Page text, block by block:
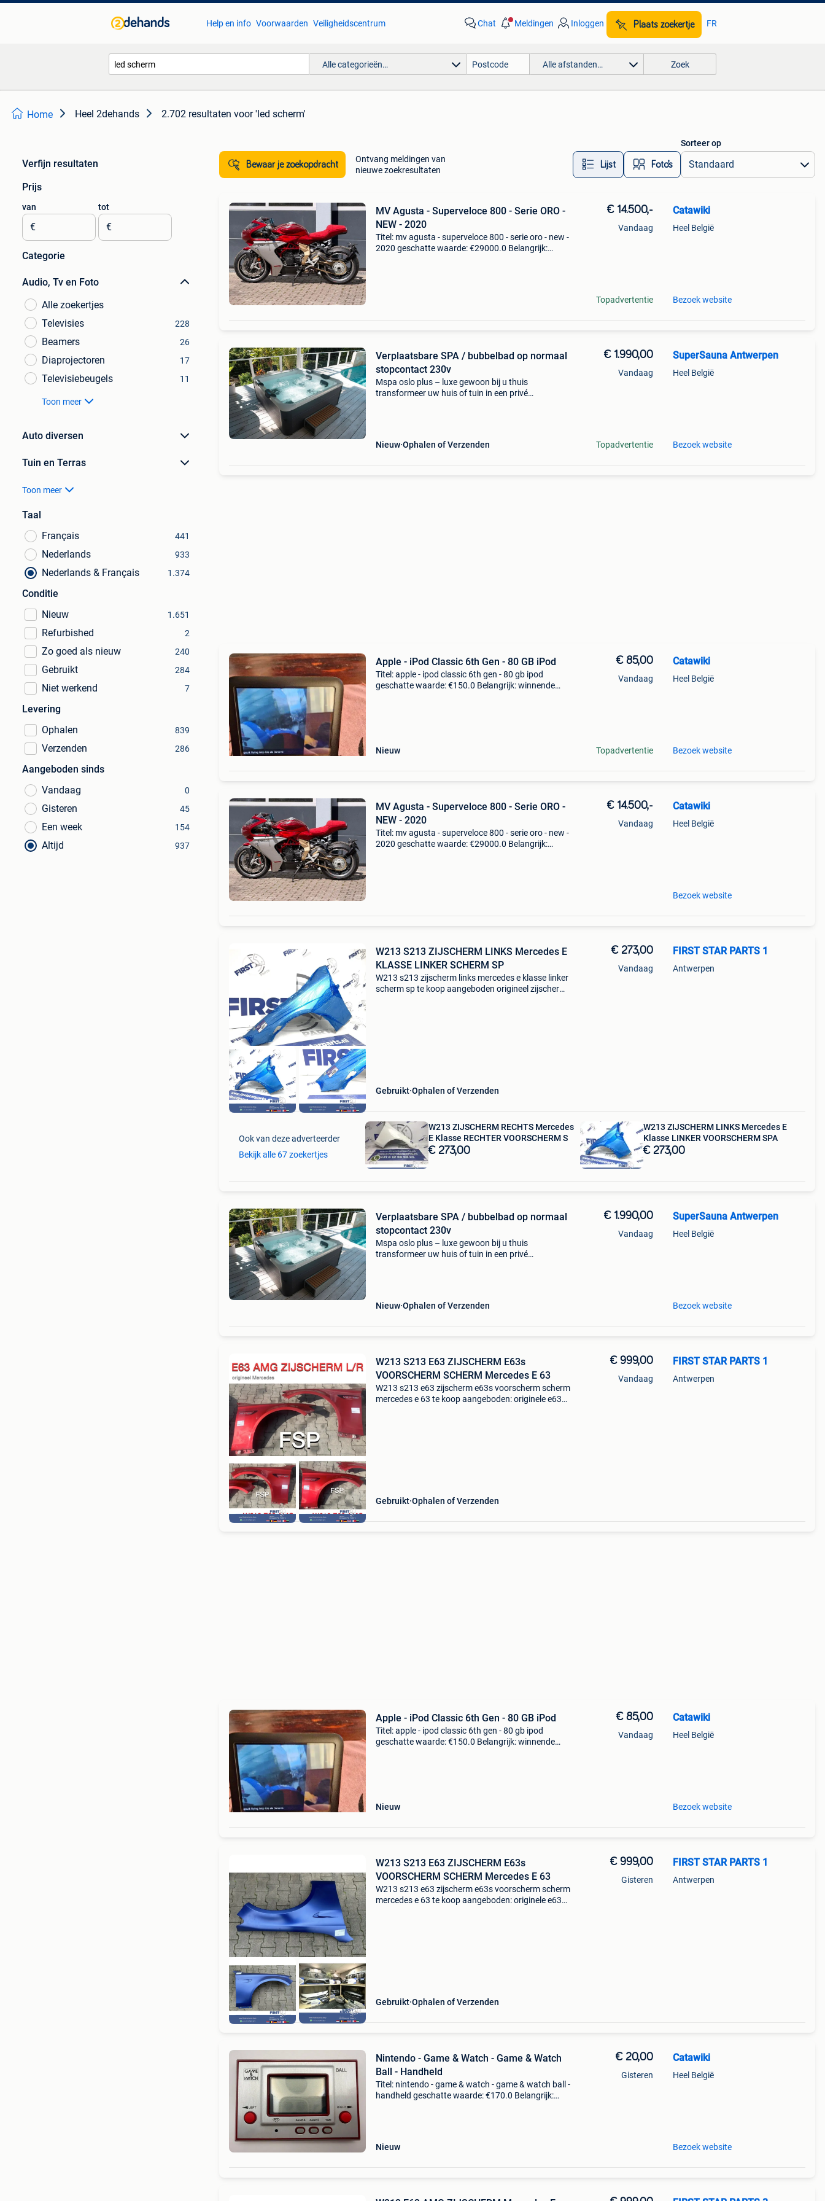
Help en info Voorwaarden Veiligheidscentrum Chat Meldingen Inloggen Plaats zoekertje FR
Alle categorieën… Alle afstanden… Zoek
Home Heel 2dehands 2.702 resultaten voor 'led scherm'
Verfijn resultaten
Prijs
van
€
tot
€
Categorie
Audio, Tv en Foto
Alle zoekertjes
Televisies
228
Beamers 26
Diaprojectoren 17
Televisiebeugels 11
Toon meer
Auto diversen
Tuin en Terras
Toon meer
Taal
Français
441
Nederlands 933
Nederlands & Français 1.374
Conditie
Nieuw
1.651
Refurbished 2
Zo goed als nieuw 240
Gebruikt 284
Niet werkend 7
Levering
Ophalen
839
Verzenden 286
Aangeboden sinds
Vandaag
0
Gisteren 45
Een week 154
Altijd 937
Bewaar je zoekopdracht
Ontvang meldingen van
nieuwe zoekresultaten
Lijst Foto’s
Sorteer op
MV Agusta - Superveloce 800 - Serie ORO -
NEW - 2020
Titel: mv agusta - superveloce 800 - serie oro - new -
2020 geschatte waarde: €29000.0 Belangrijk:
€ 14.500,-
Vandaag
Topadvertentie
Catawiki
Heel België
Bezoek website
Verplaatsbare SPA / bubbelbad op normaal
stopcontact 230v
Mspa oslo plus – luxe gewoon bij u thuis
transformeer uw huis of tuin in een privé
Nieuw Ophalen of Verzenden
€ 1.990,00
Vandaag
Topadvertentie
SuperSauna Antwerpen
Heel België
Bezoek website
Apple - iPod Classic 6th Gen - 80 GB iPod
Titel: apple - ipod classic 6th gen - 80 gb ipod
geschatte waarde: €150.0 Belangrijk: winnende
Nieuw
€ 85,00
Vandaag
Topadvertentie
Catawiki
Heel België
Bezoek website
MV Agusta - Superveloce 800 - Serie ORO -
NEW - 2020
Titel: mv agusta - superveloce 800 - serie oro - new -
2020 geschatte waarde: €29000.0 Belangrijk:
€ 14.500,-
Vandaag
Catawiki
Heel België
Bezoek website
W213 S213 ZIJSCHERM LINKS Mercedes E
KLASSE LINKER SCHERM SP
W213 s213 zijscherm links mercedes e klasse linker
scherm sp te koop aangeboden origineel zijscherm
Gebruikt Ophalen of Verzenden
€ 273,00
Vandaag
FIRST STAR PARTS 1
Antwerpen
Ook van deze adverteerder
Bekijk alle 67 zoekertjes
W213 ZIJSCHERM RECHTS Mercedes
E Klasse RECHTER VOORSCHERM S
€ 273,00
W213 ZIJSCHERM LINKS Mercedes E
Klasse LINKER VOORSCHERM SPA
€ 273,00
Verplaatsbare SPA / bubbelbad op normaal
stopcontact 230v
Mspa oslo plus – luxe gewoon bij u thuis
transformeer uw huis of tuin in een privé
Nieuw Ophalen of Verzenden
€ 1.990,00
Vandaag
SuperSauna Antwerpen
Heel België
Bezoek website
W213 S213 E63 ZIJSCHERM E63s
VOORSCHERM SCHERM Mercedes E 63
W213 s213 e63 zijscherm e63s voorscherm scherm
mercedes e 63 te koop aangeboden: originele e63
Gebruikt Ophalen of Verzenden
€ 999,00
Vandaag
FIRST STAR PARTS 1
Antwerpen
Apple - iPod Classic 6th Gen - 80 GB iPod
Titel: apple - ipod classic 6th gen - 80 gb ipod
geschatte waarde: €150.0 Belangrijk: winnende
Nieuw
€ 85,00
Vandaag
Catawiki
Heel België
Bezoek website
W213 S213 E63 ZIJSCHERM E63s
VOORSCHERM SCHERM Mercedes E 63
W213 s213 e63 zijscherm e63s voorscherm scherm
mercedes e 63 te koop aangeboden: originele e63
Gebruikt Ophalen of Verzenden
€ 999,00
Gisteren
FIRST STAR PARTS 1
Antwerpen
Nintendo - Game & Watch - Game & Watch
Ball - Handheld
Titel: nintendo - game & watch - game & watch ball -
handheld geschatte waarde: €170.0 Belangrijk:
Nieuw
€ 20,00
Gisteren
Catawiki
Heel België
Bezoek website